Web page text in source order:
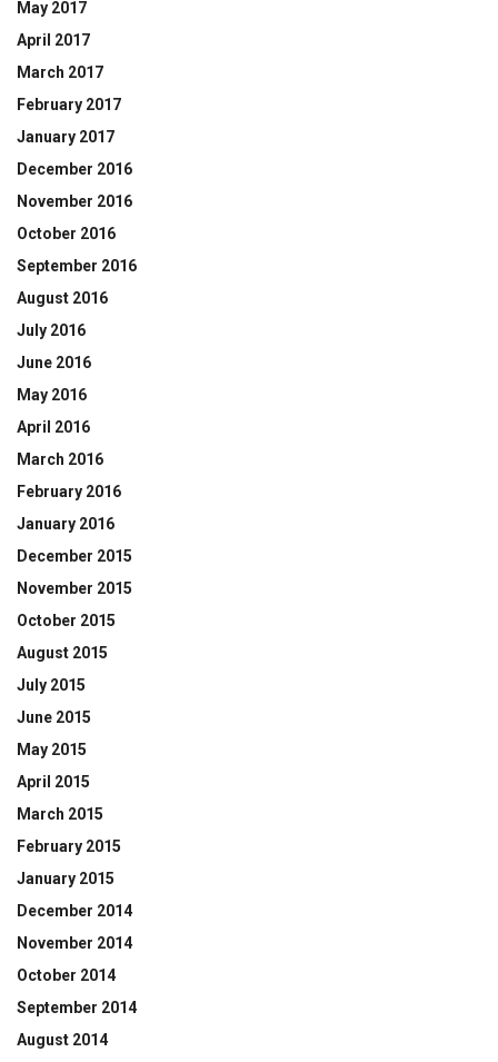
May 2017
April 2017
March 2017
February 2017
January 2017
December 2016
November 2016
October 2016
September 2016
August 2016
July 2016
June 2016
May 2016
April 2016
March 2016
February 2016
January 2016
December 2015
November 2015
October 2015
August 2015
July 2015
June 2015
May 2015
April 2015
March 2015
February 2015
January 2015
December 2014
November 2014
October 2014
September 2014
August 2014